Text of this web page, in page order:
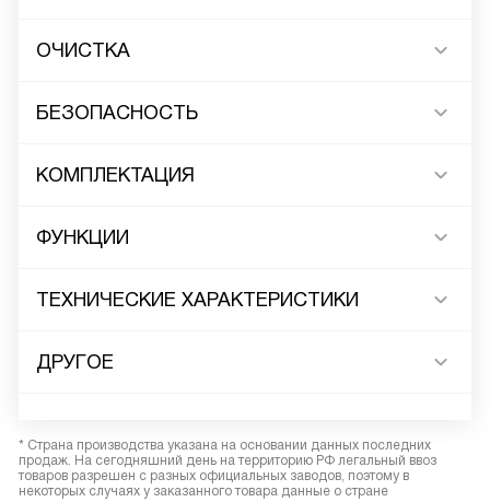
ОЧИСТКА
БЕЗОПАСНОСТЬ
КОМПЛЕКТАЦИЯ
ФУНКЦИИ
ТЕХНИЧЕСКИЕ ХАРАКТЕРИСТИКИ
ДРУГОЕ
* Страна производства указана на основании данных последних
продаж. На сегодняшний день на территорию РФ легальный ввоз
товаров разрешен с разных официальных заводов, поэтому в
некоторых случаях у заказанного товара данные о стране